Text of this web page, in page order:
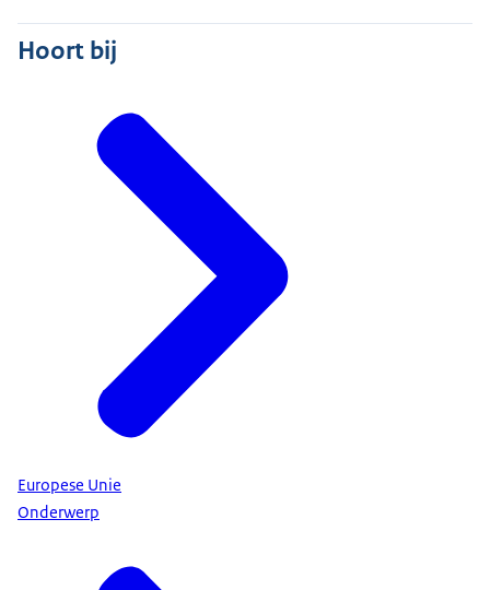
Hoort bij
Europese Unie
Onderwerp